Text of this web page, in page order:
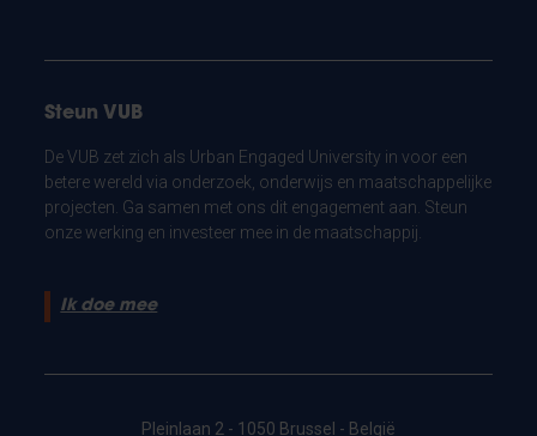
Steun VUB
De VUB zet zich als Urban Engaged University in voor een
betere wereld via onderzoek, onderwijs en maatschappelijke
projecten. Ga samen met ons dit engagement aan. Steun
onze werking en investeer mee in de maatschappij.
Ik doe mee
Pleinlaan 2 - 1050 Brussel - België